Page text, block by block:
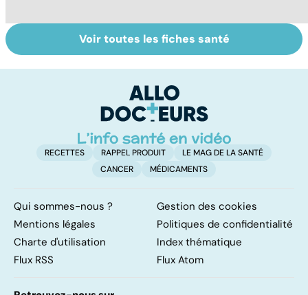
Tout savoir sur le
vitiligo
Prurit,
démangeaisons :
peau qui gratte !
Voir toutes les fiches santé
RECETTES RAPPEL PRODUIT
LE MAG DE LA SANTÉ
CANCER
MÉDICAMENTS
Qui sommes-nous ?
Gestion des cookies
Mentions légales
Politiques de confidentialité
Charte d'utilisation
Index thématique
Flux RSS
Flux Atom